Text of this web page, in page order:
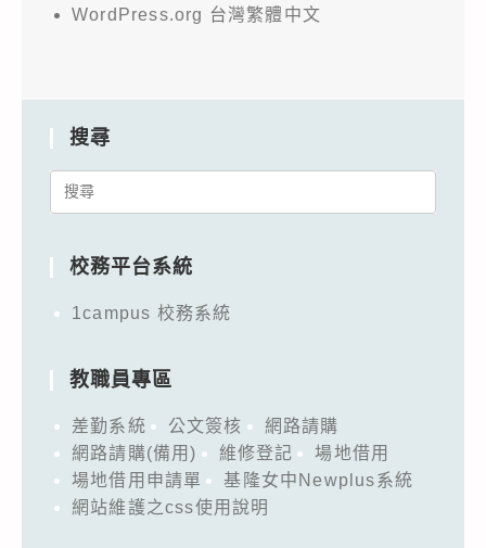
WordPress.org 台灣繁體中文
搜尋
Search
校務平台系統
1campus 校務系統
教職員專區
差勤系統 公文簽核
網路請購
網路請購(備用)
維修登記
場地借用
場地借用申請單
基隆女中Newplus系統
網站維護之css使用說明